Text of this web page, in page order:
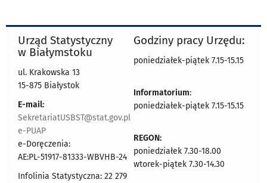
Urząd Statystyczny
w Białymstoku
ul. Krakowska 13
15-875 Białystok
E-mail:
SekretariatUSBST@stat.gov.pl
e-PUAP
e-Doręczenia:
AE:PL-51917-81333-WBVHB-24
Infolinia Statystyczna: 22 279
Godziny pracy Urzędu:
poniedziałek-piątek 7.15-15.15
Informatorium:
poniedziałek-piątek 7.15-15.15
REGON:
poniedziałek 7.30-18.00
wtorek-piątek 7.30-14.30